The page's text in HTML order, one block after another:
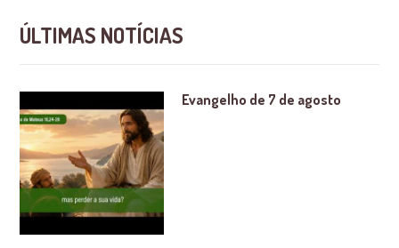
ÚLTIMAS NOTÍCIAS
Evangelho de 7 de agosto